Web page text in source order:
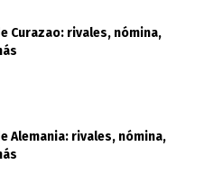
Curazao: rivales, nómina,
Alemania: rivales, nómina,